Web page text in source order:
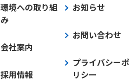
環境への取り組
み
会社案内
採用情報
お知らせ
お問い合わせ
プライバシーポ
リシー